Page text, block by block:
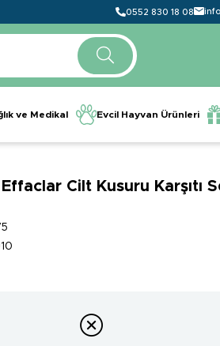
0552 830 18 08
ve Medikal Evcil Hayvan Ürünleri
Cilt Kusuru Karşıtı